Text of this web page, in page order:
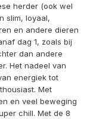
herder (ook wel
slim, loyaal,
en andere dieren
dag 1, zoals bij
dan andere
Het nadeel van
energiek tot
Met
en veel beweging
chill. Met de 8